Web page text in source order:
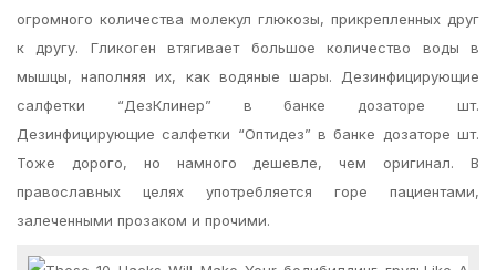
огромного количества молекул глюкозы, прикрепленных друг
к другу. Гликоген втягивает большое количество воды в
мышцы, наполняя их, как водяные шары. Дезинфицирующие
салфетки “ДезКлинер” в банке дозаторе шт.
Дезинфицирующие салфетки “Оптидез” в банке дозаторе шт.
Тоже дорого, но намного дешевле, чем оригинал. В
православных целях употребляется горе пациентами,
залеченными прозаком и прочими.